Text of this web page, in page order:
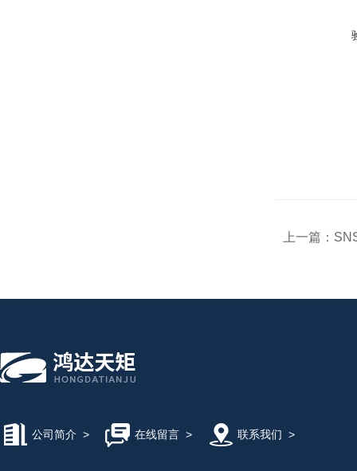
上一篇：
公司简介 > 在线留言> 联系我们 >